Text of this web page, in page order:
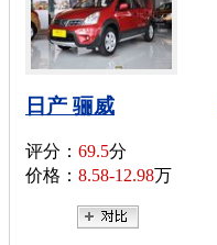
日产 骊威
评分： 69.5分
价格： 8.58-12.98万